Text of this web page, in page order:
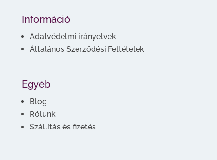
Információ
Adatvédelmi irányelvek
Általános Szerződési Feltételek
Egyéb
Blog
Rólunk
Szállítás és fizetés